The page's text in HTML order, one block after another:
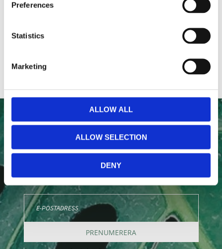
Preferences
Statistics
Marketing
ALLOW ALL
ALLOW SELECTION
DENY
NYHETSBREV
Anmäl dig till vårt nyhetsbrev och ta del av de senaste
nyheterna!
PRENUMERERA